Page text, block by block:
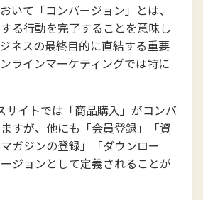
いて「コンバージョン」とは、
る行動を完了することを意味し
ネスの最終目的に直結する重要
ラインマーケティングでは特に
サイトでは「商品購入」がコンバ
すが、他にも「会員登録」「資
ガジンの登録」「ダウンロー
ジョンとして定義されることが